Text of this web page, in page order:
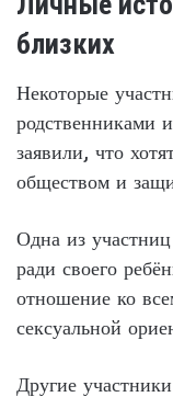
близких
Некоторые
родственниками
заявили, что
обществом и
Одна из участниц
ради своего
отношение ко
сексуальной
Другие